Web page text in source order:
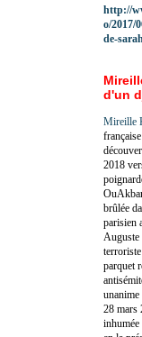
http://
o/2017/
de-
d'un
Mireille
2018
brûlée
parisien
Auguste
parquet
28 mars
inhumée